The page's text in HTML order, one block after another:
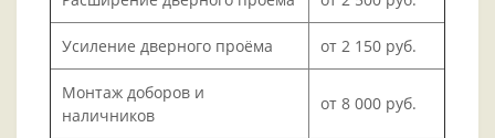
Усиление дверного проёма от 2 150 руб.
Монтаж доборов и
наличников
от 8 000 руб.